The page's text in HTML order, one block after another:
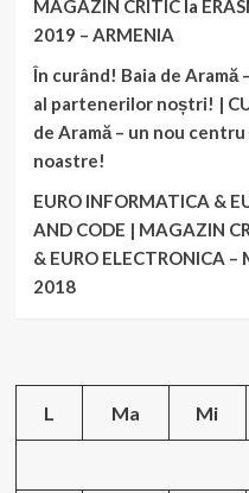
MAGAZIN CRITICla
2019 – ARMENIA
În curând! Baia de
al partenerilor noștri! |
de Aramă – un nou
noastre!
EURO INFORMATICA &
AND CODE | MAGAZIN
& EURO ELECTRONICA
2018
L Ma Mi